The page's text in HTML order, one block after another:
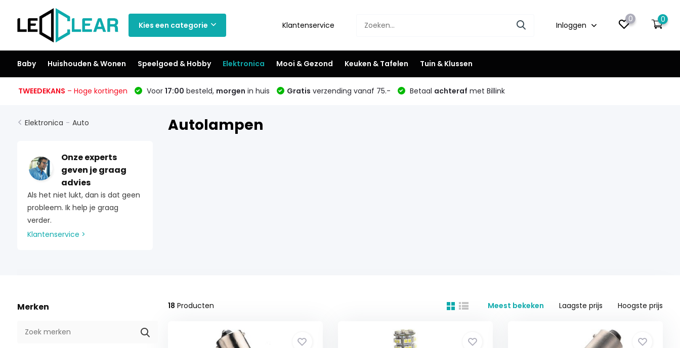
Kies een categorie Klantenservice Inloggen
0 0
Baby Huishouden & Wonen Speelgoed & Hobby Elektronica Mooi & Gezond Keuken & Tafelen Tuin & Klussen
TWEEDEKANS – Hoge kortingen Voor 17:00 besteld, morgen in huis Gratis verzending vanaf 75.- Betaal achteraf met Billink
Elektronica - Auto
Onze experts
geven je graag
advies
Als het niet lukt, dan is dat geen
probleem. Ik help je graag
verder.
Klantenservice >
Autolampen
Merken 18 Producten Meest bekeken Laagste prijs Hoogste prijs